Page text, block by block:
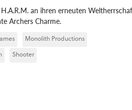
an ihren erneuten
Archers Charme.
Monolith Productions
Shooter